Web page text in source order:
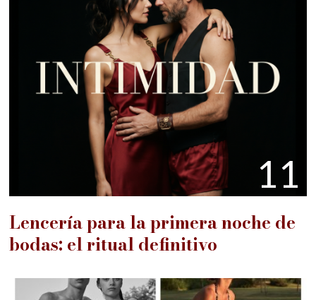
11
Lencería para la primera noche de
bodas: el ritual definitivo